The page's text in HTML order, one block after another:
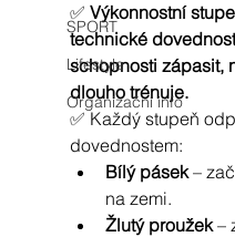
SPORT
Lifestyle
Organizační info
✅ Výkonnostní
technické
schopnosti zápasit,
dlouho trénuje.
✅ Každý stupeň
dovednostem:
Bílý pásek –
na zemi.
Žlutý proužek –